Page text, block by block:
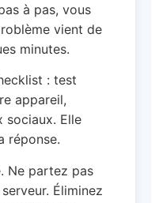
à pas, vous
vient de
minutes.
: test
appareil,
sociaux. Elle
réponse.
Ne partez pas
Éliminez